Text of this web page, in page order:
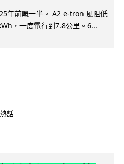
年前嘅一半。 A2 e-tron 風阻低
，一度電行到7.8公里。6...
話